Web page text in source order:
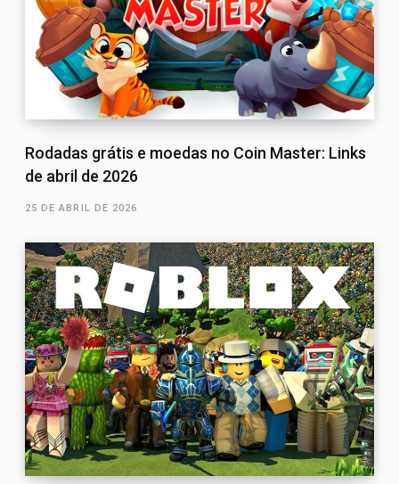
Rodadas grátis e moedas no Coin Master: Links
de abril de 2026
25 DE ABRIL DE 2026